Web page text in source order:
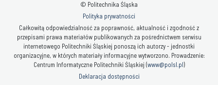
© Politechnika Śląska
Polityka prywatności
Całkowitą odpowiedzialność za poprawność, aktualność i zgodność z
przepisami prawa materiałów publikowanych za pośrednictwem serwisu
internetowego Politechniki Śląskiej ponoszą ich autorzy - jednostki
organizacyjne, w których materiały informacyjne wytworzono. Prowadzenie:
Centrum Informatyczne Politechniki Śląskiej (www@polsl.pl)
Deklaracja dostępności